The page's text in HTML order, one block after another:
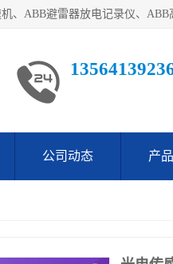
公司动态 产